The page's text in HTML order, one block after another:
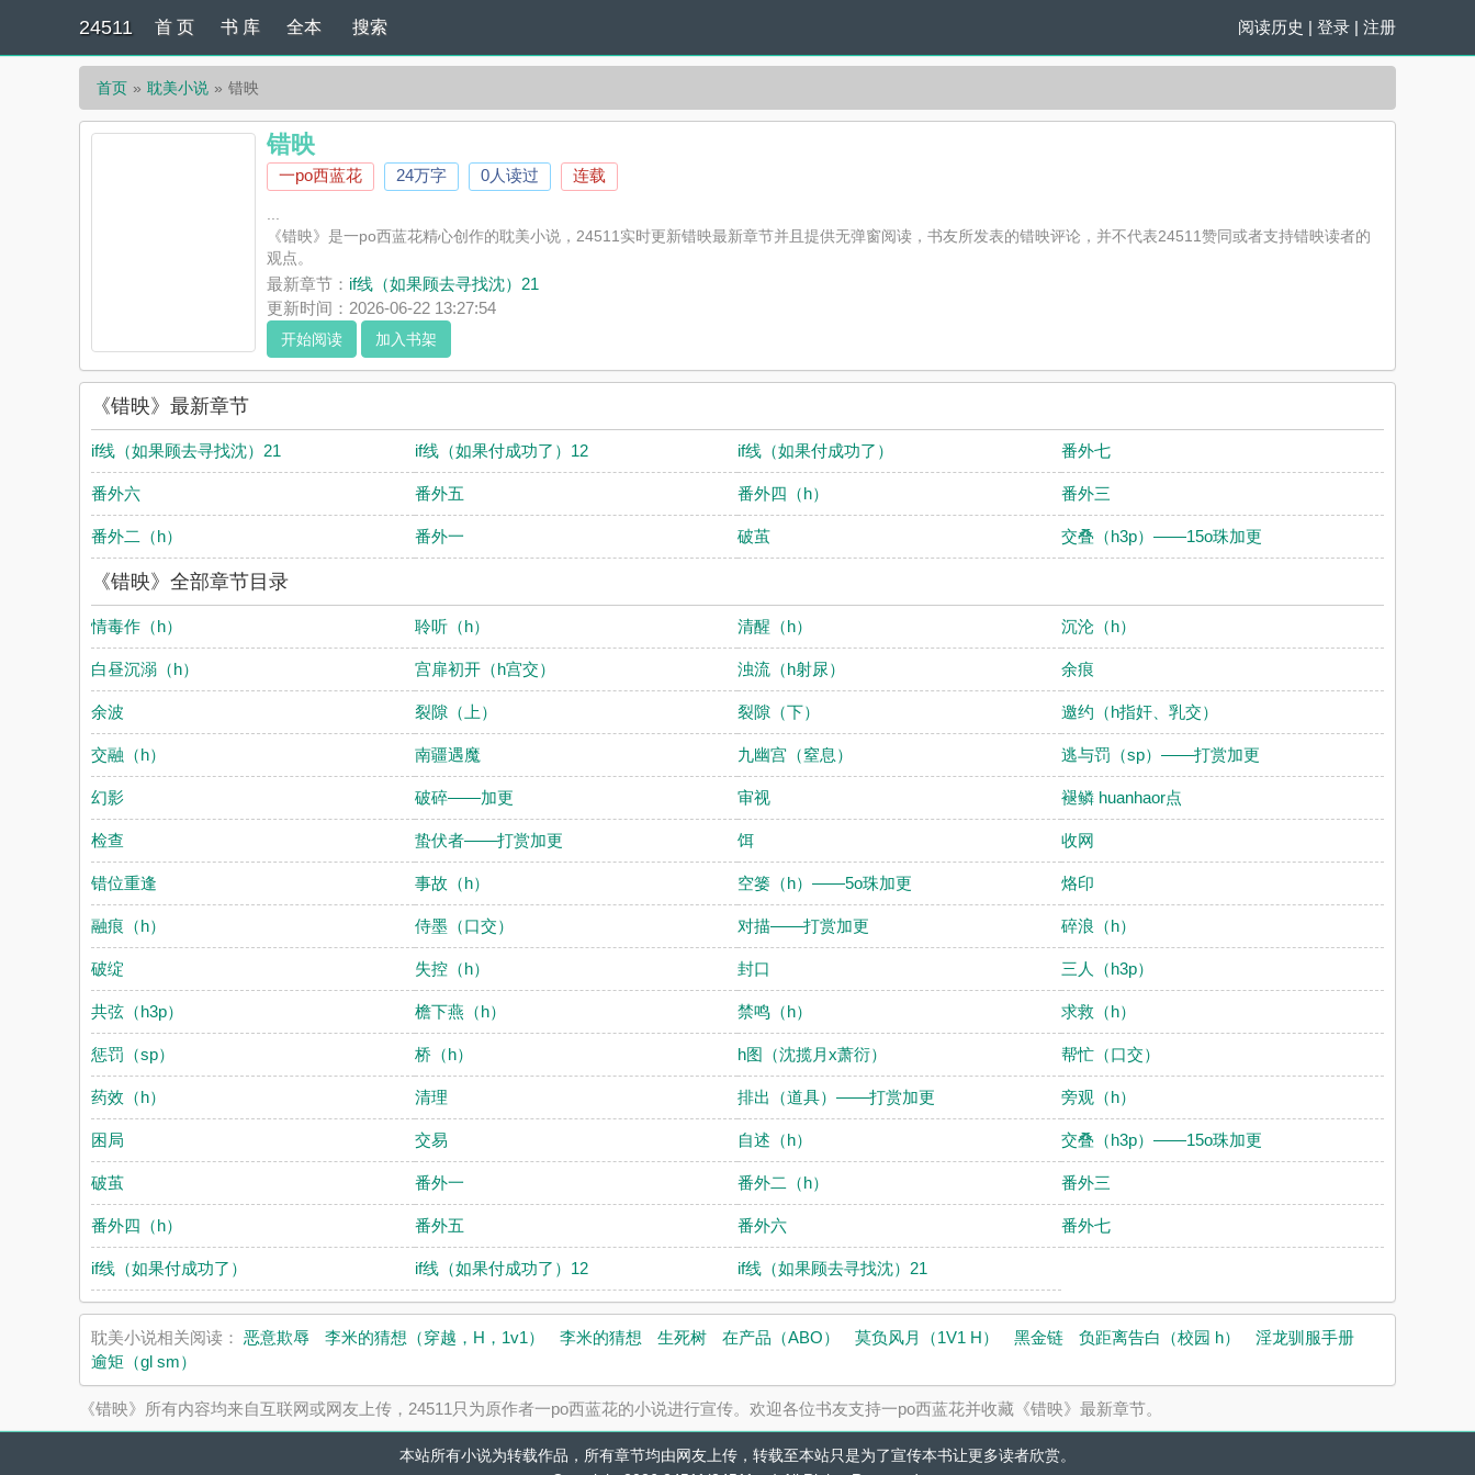
24511 阅读历史 | 登录 | 注册
首 页 书 库 全本 搜索
首页 耽美小说 错映
错映
一po西蓝花 24万字 0人读过 连载
《错映》是一po西蓝花精心创作的耽美小说，24511实时更新错映最新章节并且提供无弹窗阅读，书友所发表的错映评论，并不代表24511赞同或者支持错映读者的
观点。
最新章节： if线（如果顾去寻找沈）21
更新时间：2026-06-22 13:27:54
开始阅读 加入书架
《错映》最新章节
if线（如果顾去寻找沈）21 if线（如果付成功了）12 if线（如果付成功了） 番外七
番外六 番外五 番外四（h） 番外三
番外二（h） 番外一 破茧 交叠（h3p）——15o珠加更
《错映》全部章节目录
情毒作（h） 聆听（h） 清醒（h） 沉沦（h）
白昼沉溺（h） 宫扉初开（h宫交） 浊流（h射尿） 余痕
余波 裂隙（上） 裂隙（下） 邀约（h指奸、乳交）
交融（h） 南疆遇魔 九幽宫（窒息） 逃与罚（sp）——打赏加更
幻影 破碎——加更 审视 褪鳞 huanhaor点
检查 蛰伏者——打赏加更 饵 收网
错位重逢 事故（h） 空篓（h）——5o珠加更 烙印
融痕（h） 侍墨（口交） 对描——打赏加更 碎浪（h）
破绽 失控（h） 封口 三人（h3p）
共弦（h3p） 檐下燕（h） 禁鸣（h） 求救（h）
惩罚（sp） 桥（h） h图（沈揽月x萧衍） 帮忙（口交）
药效（h） 清理 排出（道具）——打赏加更 旁观（h）
困局 交易 自述（h） 交叠（h3p）——15o珠加更
破茧 番外一 番外二（h） 番外三
番外四（h） 番外五 番外六 番外七
if线（如果付成功了） if线（如果付成功了）12 if线（如果顾去寻找沈）21
耽美小说相关阅读： 恶意欺辱 李米的猜想（穿越，H，1v1） 李米的猜想 生死树 在产品（ABO） 莫负风月（1V1 H） 黑金链 负距离告白（校园 h）
淫龙驯服手册
逾矩（gl sm）
《错映》所有内容均来自互联网或网友上传，24511只为原作者一po西蓝花的小说进行宣传。欢迎各位书友支持一po西蓝花并收藏《错映》最新章节。
本站所有小说为转载作品，所有章节均由网友上传，转载至本站只是为了宣传本书让更多读者欣赏。